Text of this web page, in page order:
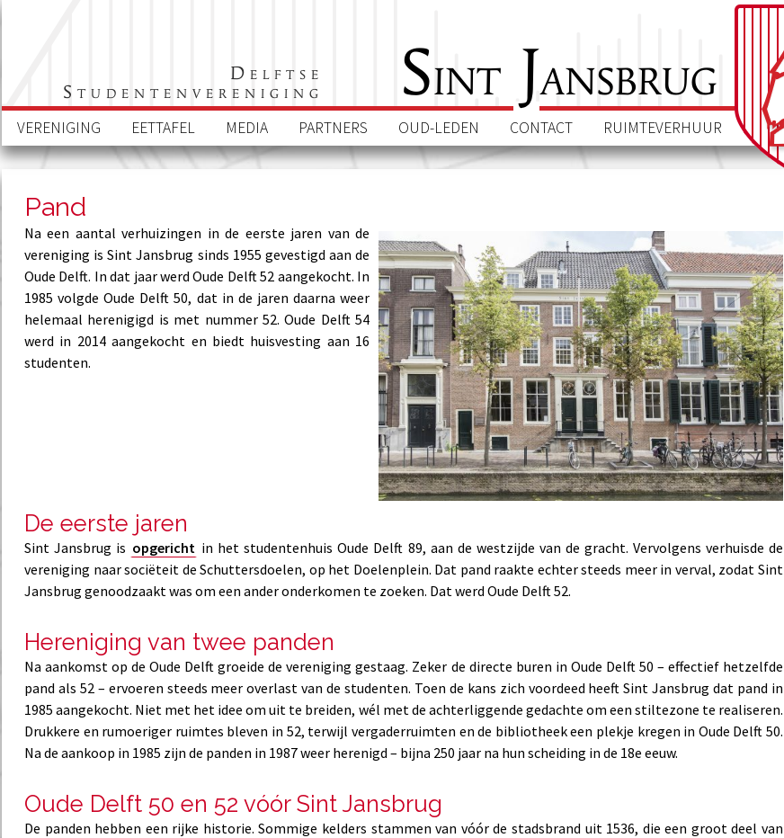
Delftse
Studentenvereniging
Sint Jansbrug
VERENIGING EETTAFEL MEDIA PARTNERS OUD-LEDEN CONTACT RUIMTEVERHUUR
Pand
Na een aantal verhuizingen in de eerste jaren van de
vereniging is Sint Jansbrug sinds 1955 gevestigd aan de
Oude Delft. In dat jaar werd Oude Delft 52 aangekocht. In
1985 volgde Oude Delft 50, dat in de jaren daarna weer
helemaal herenigigd is met nummer 52. Oude Delft 54
werd in 2014 aangekocht en biedt huisvesting aan 16
studenten.
De eerste jaren
Sint Jansbrug is opgericht in het studentenhuis Oude Delft 89, aan de westzijde van de gracht. Vervolgens verhuisde de
vereniging naar sociëteit de Schuttersdoelen, op het Doelenplein. Dat pand raakte echter steeds meer in verval, zodat Sint
Jansbrug genoodzaakt was om een ander onderkomen te zoeken. Dat werd Oude Delft 52.
Hereniging van twee panden
Na aankomst op de Oude Delft groeide de vereniging gestaag. Zeker de directe buren in Oude Delft 50 – effectief hetzelfde
pand als 52 – ervoeren steeds meer overlast van de studenten. Toen de kans zich voordeed heeft Sint Jansbrug dat pand in
1985 aangekocht. Niet met het idee om uit te breiden, wél met de achterliggende gedachte om een stiltezone te realiseren.
Drukkere en rumoeriger ruimtes bleven in 52, terwijl vergaderruimten en de bibliotheek een plekje kregen in Oude Delft 50.
Na de aankoop in 1985 zijn de panden in 1987 weer herenigd – bijna 250 jaar na hun scheiding in de 18e eeuw.
Oude Delft 50 en 52 vóór Sint Jansbrug
De panden hebben een rijke historie. Sommige kelders stammen van vóór de stadsbrand uit 1536, die een groot deel van